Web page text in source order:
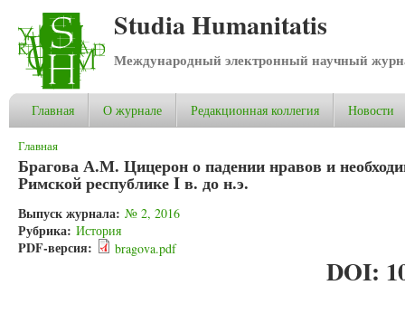
Studia Humanitatis
Международный электронный научный
Главная О журнале Редакционная коллегия Новости
Вы здесь
Главная
Брагова А.М. Цицерон о падении нравов и
Римской республике I в. до н.э.
Выпуск журнала: № 2, 2016
Рубрика: История
PDF-версия: bragova.pdf
DOI: